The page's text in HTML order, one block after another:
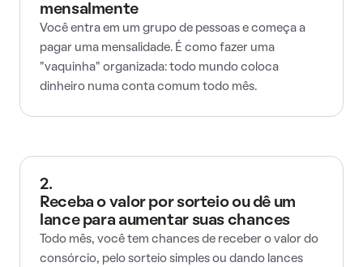
mensalmente
Você entra em um grupo de pessoas e começa a
pagar uma mensalidade. É como fazer uma
"vaquinha" organizada: todo mundo coloca
dinheiro numa conta comum todo mês.
2.
Receba o valor por sorteio ou dê um
lance para aumentar suas chances
Todo mês, você tem chances de receber o valor do
consórcio, pelo sorteio simples ou dando lances